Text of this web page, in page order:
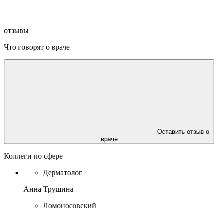
организация здравоохранения и общественное
здоровье, 2020 г.
Medical University of Varna (Bulgaria), surgery practical
European Academy of Dermatology and Venereology
(Salzburg, Austria),« Genodermatoses: Basic and Practical
отзывы
Что говорят о враче
Оставить отзыв о
враче
Коллеги по сфере
Дерматолог
Анна Трушина
Ломоносовский